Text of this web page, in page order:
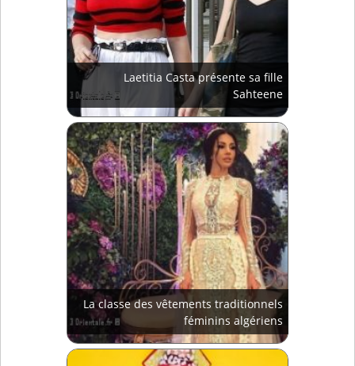
Laetitia Casta présente sa fille
Sahteene
La classe des vêtements traditionnels
féminins algériens